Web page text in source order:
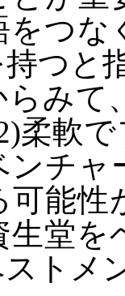
をつ
つと
らみて
柔軟
ンチャ
可能
生堂
スト